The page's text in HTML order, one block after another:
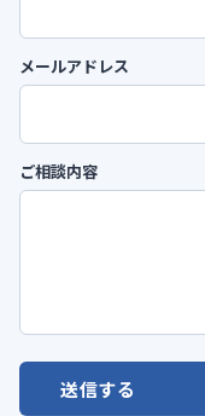
メールアドレス
ご相談内容
送信する